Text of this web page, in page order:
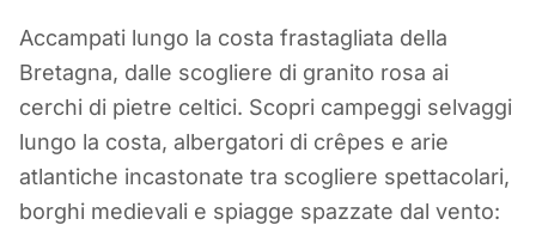
Campeggio in
Bretagna
Francia
Accampati lungo la costa frastagliata della
Bretagna, dalle scogliere di granito rosa ai
cerchi di pietre celtici. Scopri campeggi selvaggi
lungo la costa, albergatori di crêpes e arie
atlantiche incastonate tra scogliere spettacolari,
borghi medievali e spiagge spazzate dal vento: